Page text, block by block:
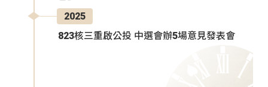
2025
823核三重啟公投 中選會辦5場意見發表會